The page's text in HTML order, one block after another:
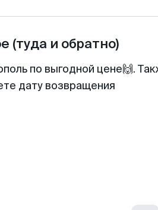
(туда и обратно)
по выгодной цене🙌.
дату возвращения